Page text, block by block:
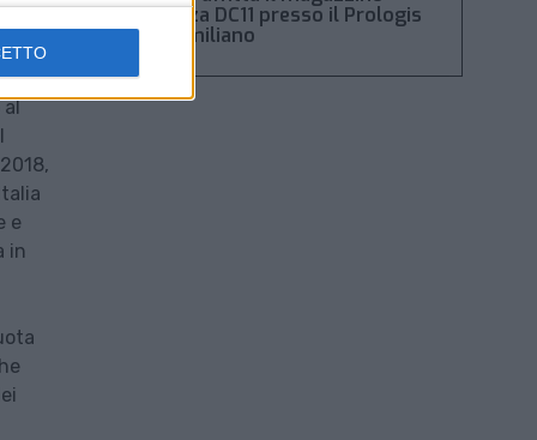
sé
al
e
in
Piacenza DC11 presso il Prologis
Park emiliano